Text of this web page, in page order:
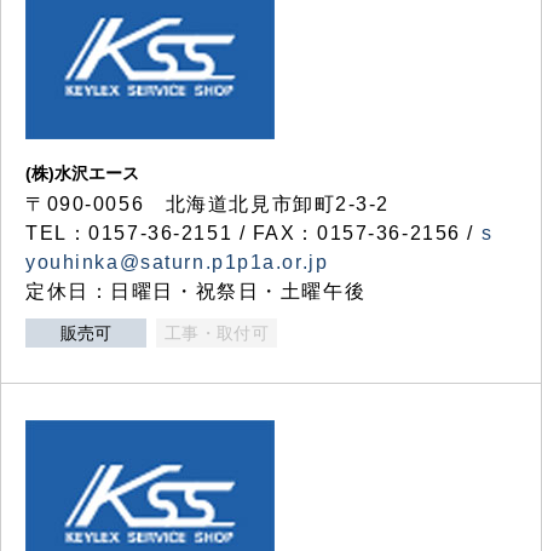
(株)水沢エース
〒090-0056 北海道北見市卸町2-3-2
TEL：0157-36-2151 / FAX：0157-36-2156 / s
youhinka@saturn.p1p1a.or.jp
定休日：日曜日・祝祭日・土曜午後
販売可 工事・取付可